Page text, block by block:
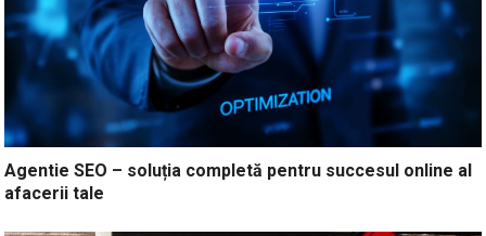
Agentie SEO – soluția completă pentru succesul online al
afacerii tale